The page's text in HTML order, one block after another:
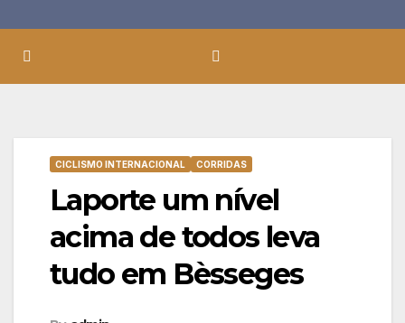
CICLISMO INTERNACIONAL CORRIDAS
Laporte um nível
acima de todos leva
tudo em Bèsseges